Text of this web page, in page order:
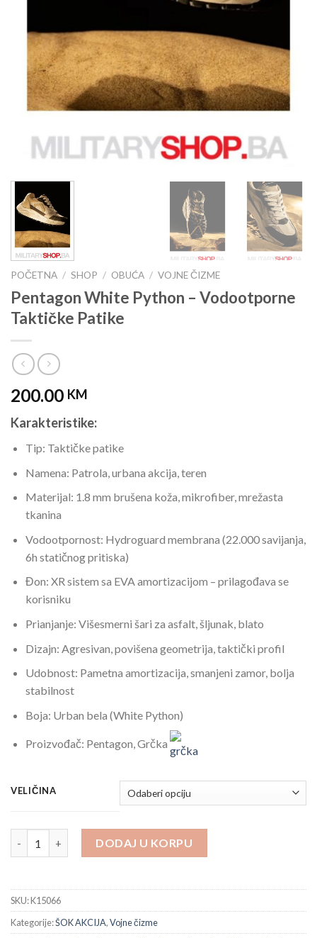
POČETNA / SHOP / OBUĆA / VOJNE ČIZME
Pentagon White Python – Vodootporne
Taktičke Patike
200.00 KM
Karakteristike:
Tip: Taktičke patike
Namena: Patrola, urbana akcija, teren
Materijal: 1.8 mm brušena koža, mikrofiber, mrežasta
tkanina
Vodootpornost: Hydroguard membrana (22.000 savijanja,
6h statičnog pritiska)
Đon: XR sistem sa EVA amortizacijom – prilagođava se
korisniku
Prianjanje: Višesmerni šari za asfalt, šljunak, blato
Dizajn: Agresivan, povišena geometrija, taktički profil
Udobnost: Pametna amortizacija, smanjeni zamor, bolja
stabilnost
Boja: Urban bela (White Python)
Proizvođač: Pentagon, Grčka
VELIČINA
DODAJ U KORPU
SKU:K15066
Kategorije:ŠOK AKCIJA,Vojne čizme